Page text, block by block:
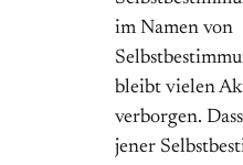
im Namen von
bleibt vielen
verborgen.
jener